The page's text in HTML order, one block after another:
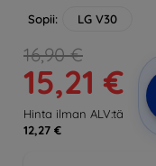
Sopii: LG V30
16,90 €
15,21 €
Hinta ilman ALV:tä
12,27 €